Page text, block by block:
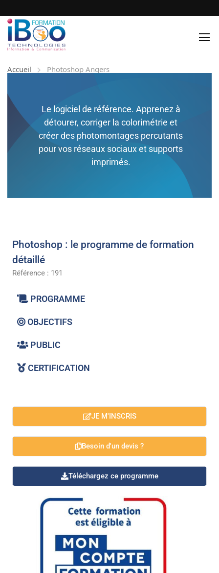
Accueil Photoshop Angers
Le logiciel de référence. Apprenez à
détourer, corriger la colorimétrie et
créer des photomontages percutants
pour vos réseaux sociaux et supports
imprimés.
Photoshop : le programme de formation
détaillé
Référence : 191
PROGRAMME
OBJECTIFS
PUBLIC
CERTIFICATION
JE M'INSCRIS
Besoin d'un devis ?
Téléchargez ce programme